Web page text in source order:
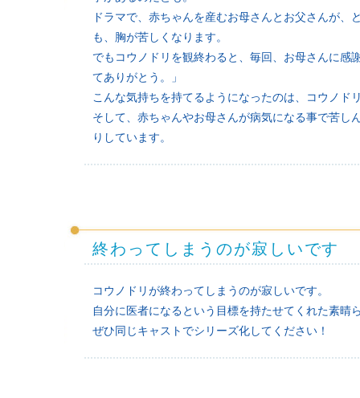
ドラマで、赤ちゃんを産むお母さんとお父さんが
も、胸が苦しくなります。
でもコウノドリを観終わると、毎回、お母さんに感
てありがとう。」
こんな気持ちを持てるようになったのは、コウノ
そして、赤ちゃんやお母さんが病気になる事で苦し
りしています。
終わってしまうのが寂しいです
コウノドリが終わってしまうのが寂しいです。
自分に医者になるという目標を持たせてくれた素晴
ぜひ同じキャストでシリーズ化してください！